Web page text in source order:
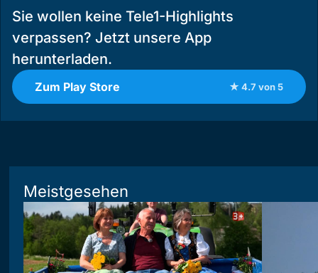
Sie wollen keine Tele1-Highlights
verpassen? Jetzt unsere App
herunterladen.
Zum Play Store ★ 4.7 von 5
Meistgesehen